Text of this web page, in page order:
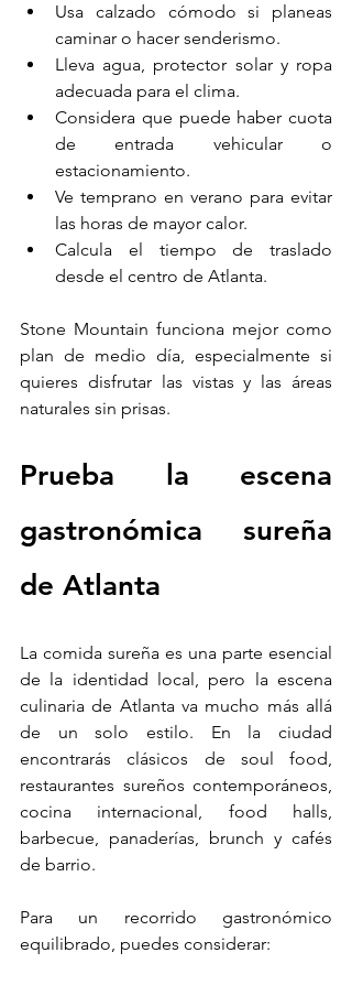
Usa calzado cómodo si planeas
caminar o hacer senderismo.
Lleva agua, protector solar y ropa
adecuada para el clima.
Considera que puede haber cuota
de entrada vehicular o
estacionamiento.
Ve temprano en verano para evitar
las horas de mayor calor.
Calcula el tiempo de traslado
desde el centro de Atlanta.
Stone Mountain funciona mejor como
plan de medio día, especialmente si
quieres disfrutar las vistas y las áreas
naturales sin prisas.
Prueba la escena
gastronómica sureña
de Atlanta
La comida sureña es una parte esencial
de la identidad local, pero la escena
culinaria de Atlanta va mucho más allá
de un solo estilo. En la ciudad
encontrarás clásicos de soul food,
restaurantes sureños contemporáneos,
cocina internacional, food halls,
barbecue, panaderías, brunch y cafés
de barrio.
Para un recorrido gastronómico
equilibrado, puedes considerar: